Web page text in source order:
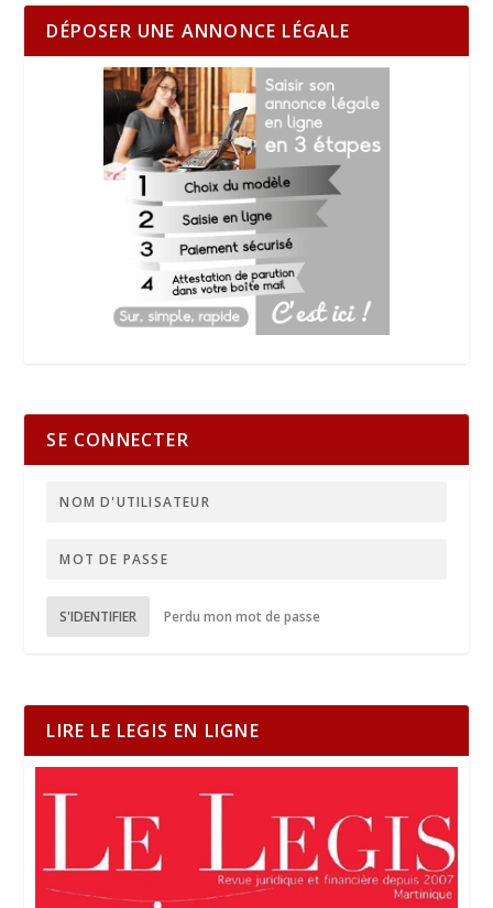
DÉPOSER UNE ANNONCE LÉGALE
SE CONNECTER
S'IDENTIFIER Perdu mon mot de passe
LIRE LE LEGIS EN LIGNE